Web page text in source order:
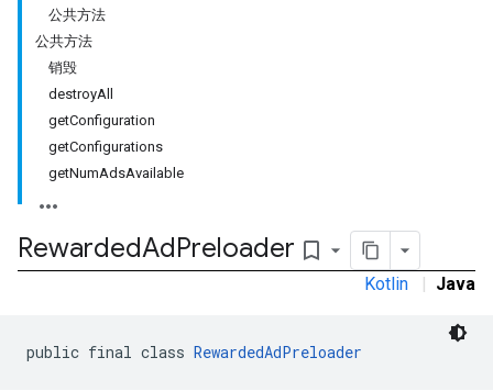
公共方法
公共方法
销毁
destroyAll
getConfiguration
getConfigurations
getNumAdsAvailable
RewardedAdPreloader bookmark_border
Kotlin | Java
public final class RewardedAdPreloader